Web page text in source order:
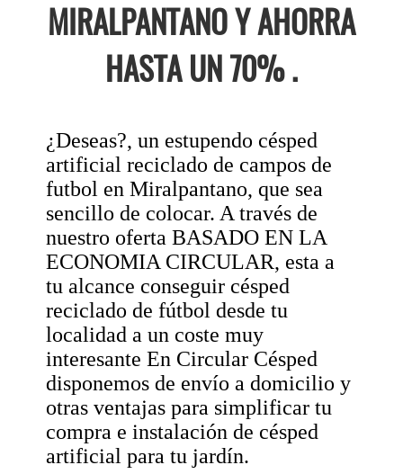
MIRALPANTANO Y AHORRA
HASTA UN 70% .
¿Deseas?, un estupendo césped
artificial reciclado de campos de
futbol en Miralpantano, que sea
sencillo de colocar. A través de
nuestro oferta BASADO EN LA
ECONOMIA CIRCULAR, esta a
tu alcance conseguir césped
reciclado de fútbol desde tu
localidad a un coste muy
interesante En Circular Césped
disponemos de envío a domicilio y
otras ventajas para simplificar tu
compra e instalación de césped
artificial para tu jardín.